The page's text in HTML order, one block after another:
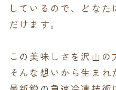
しているので、どな
だけます。
この美味しさを沢山の
そんな想いから生まれ